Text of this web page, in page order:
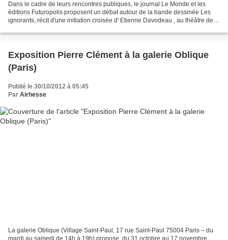
Dans le cadre de leurs rencontres publiques, le journal Le Monde et les
éditions Futuropolis proposent un débat autour de la bande dessinée Les
ignorants, récit d'une initiation croisée d' Etienne Davodeau , au théâtre des
Exposition Pierre Clément à la galerie Oblique
(Paris)
Publié le 30/10/2012 à 05:45
Par Airhesse
La galerie Oblique (Village Saint-Paul, 17 rue Saint-Paul 75004 Paris – du